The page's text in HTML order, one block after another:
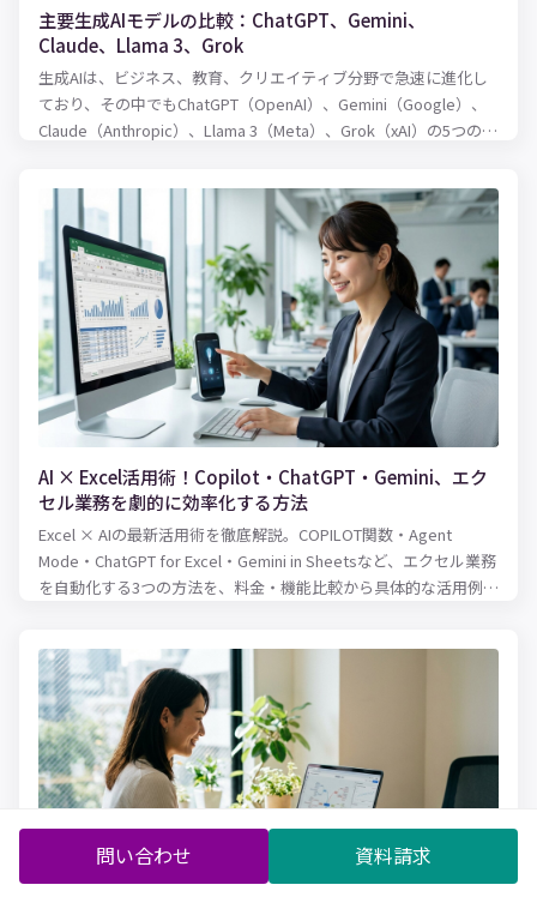
主要生成AIモデルの比較：ChatGPT、Gemini、
Claude、Llama 3、Grok
生成AIは、ビジネス、教育、クリエイティブ分野で急速に進化し
ており、その中でもChatGPT（OpenAI）、Gemini（Google）、
Claude（Anthropic）、Llama 3（Meta）、Grok（xAI）の5つのモ
ポイントで比較します。
AI × Excel活用術！Copilot・ChatGPT・Gemini、エク
セル業務を劇的に効率化する方法
Excel × AIの最新活用術を徹底解説。COPILOT関数・Agent
Mode・ChatGPT for Excel・Gemini in Sheetsなど、エクセル業務
を自動化する3つの方法を、料金・機能比較から具体的な活用例ま
問い合わせ 資料請求